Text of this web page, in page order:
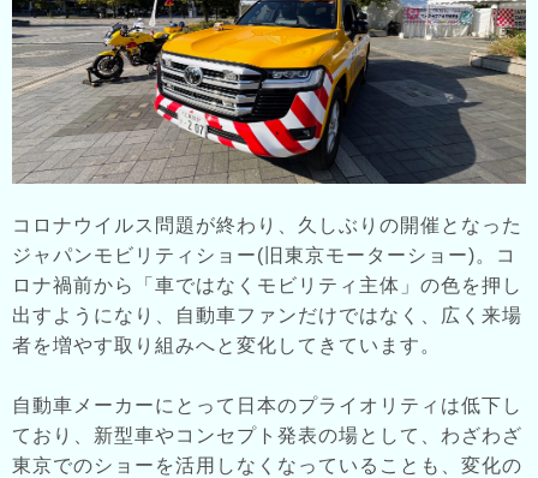
コロナウイルス問題が終わり、久しぶりの開催となった
ジャパンモビリティショー(旧東京モーターショー)。コ
ロナ禍前から「車ではなくモビリティ主体」の色を押し
出すようになり、自動車ファンだけではなく、広く来場
者を増やす取り組みへと変化してきています。
自動車メーカーにとって日本のプライオリティは低下し
ており、新型車やコンセプト発表の場として、わざわざ
東京でのショーを活用しなくなっていることも、変化の